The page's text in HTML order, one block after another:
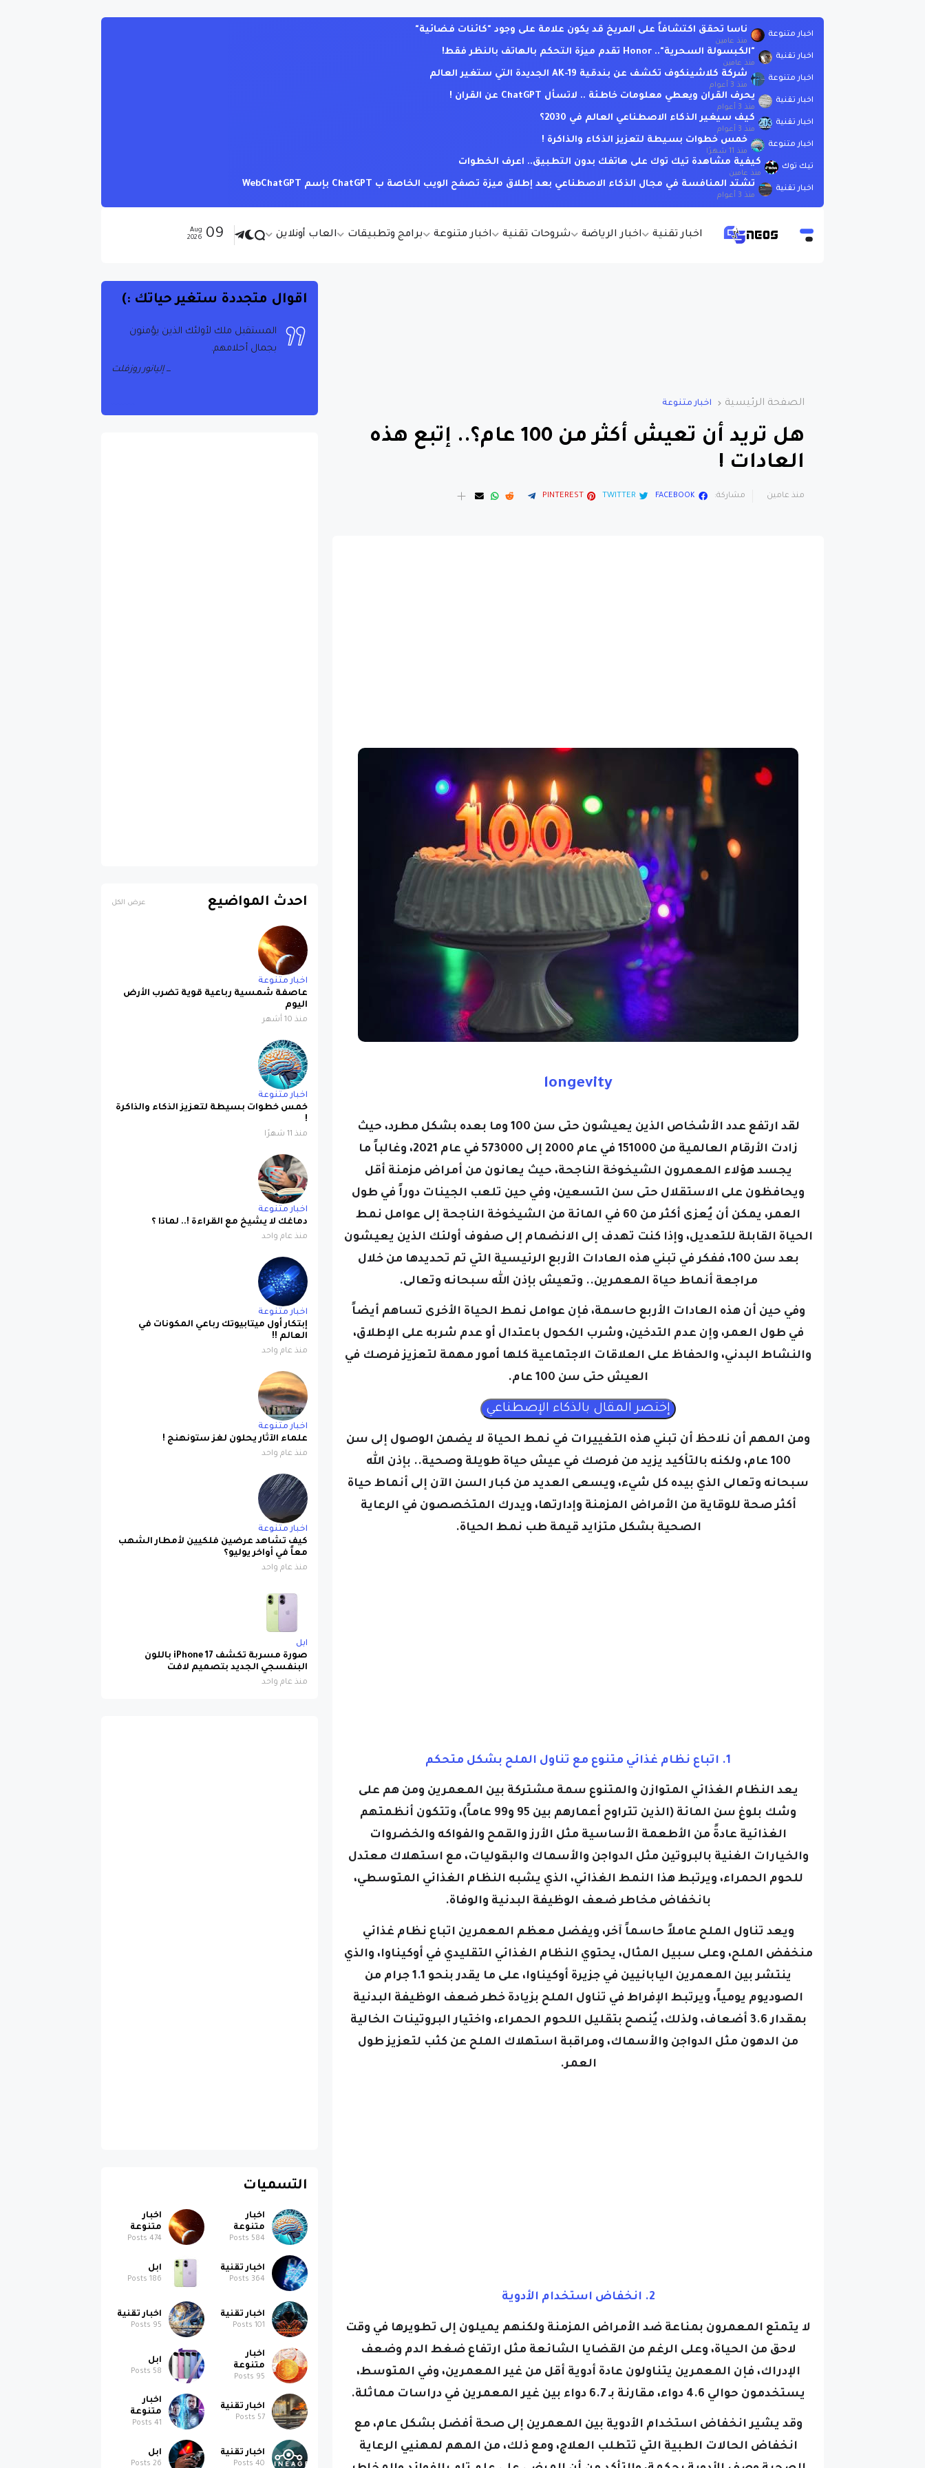
اخبار تقنية اخبار الرياضة شروحات تقنية اخبار متنوعة برامج وتطبيقات العاب أونلاين 09
Aug
2026
اخبار متنوعة ناسا تحقق اكتشافاً على المريخ قد يكون علامة على وجود "كائنات فضائية"
منذ عامين
اخبار تقنية "الكبسولة السحرية".. Honor تقدم ميزة التحكم بالهاتف بالنظر فقط!
منذ عامين
اخبار متنوعة شركة كلاشينكوف تكشف عن بندقية AK-19 الجديدة التي ستغير العالم
منذ 3 أعوام
اخبار تقنية يحرف القران ويعطي معلومات خاطئة .. لاتسأل ChatGPT عن القران !
منذ 3 أعوام
اخبار تقنية كيف سيغير الذكاء الاصطناعي العالم في 2030؟
منذ 3 أعوام
اخبار متنوعة خمس خطوات بسيطة لتعزيز الذكاء والذاكرة !
منذ 11 شهرًا
تيك توك كيفية مشاهدة تيك توك على هاتفك بدون التطبيق.. اعرف الخطوات
منذ عامين
اخبار تقنية تشتد المنافسة في مجال الذكاء الاصطناعي بعد إطلاق ميزة تصفح الويب الخاصة ب ChatGPT بإسم WebChatGPT
منذ 3 أعوام
الصفحة الرئيسية اخبار متنوعة
هل تريد أن تعيش أكثر من 100 عام؟.. إتبع هذه
العادات !
منذ عامين مشاركة: FACEBOOK
TWITTER
PINTEREST
longevity
لقد ارتفع عدد الأشخاص الذين يعيشون حتى سن 100 وما بعده بشكل مطرد، حيث
زادت الأرقام العالمية من 151000 في عام 2000 إلى 573000 في عام 2021، وغالباً ما
يجسد هؤلاء المعمرون الشيخوخة الناجحة، حيث يعانون من أمراض مزمنة أقل
ويحافظون على الاستقلال حتى سن التسعين، وفي حين تلعب الجينات دوراً في طول
العمر، يمكن أن يُعزى أكثر من 60 في المائة من الشيخوخة الناجحة إلى عوامل نمط
الحياة القابلة للتعديل، وإذا كنت تهدف إلى الانضمام إلى صفوف أولئك الذين يعيشون
بعد سن 100، ففكر في تبني هذه العادات الأربع الرئيسية التي تم تحديدها من خلال
مراجعة أنماط حياة المعمرين.. وتعيش بإذن الله سبحانه وتعالى.
وفي حين أن هذه العادات الأربع حاسمة، فإن عوامل نمط الحياة الأخرى تساهم أيضاً
في طول العمر، وإن عدم التدخين، وشرب الكحول باعتدال أو عدم شربه على الإطلاق،
والنشاط البدني، والحفاظ على العلاقات الاجتماعية كلها أمور مهمة لتعزيز فرصك في
العيش حتى سن 100 عام.
ومن المهم أن نلاحظ أن تبني هذه التغييرات في نمط الحياة لا يضمن الوصول إلى سن
100 عام، ولكنه بالتأكيد يزيد من فرصك في عيش حياة طويلة وصحية.. بإذن الله
سبحانه وتعالى الذي بيده كل شيء، ويسعى العديد من كبار السن الآن إلى أنماط حياة
أكثر صحة للوقاية من الأمراض المزمنة وإدارتها، ويدرك المتخصصون في الرعاية
الصحية بشكل متزايد قيمة طب نمط الحياة.
1. اتباع نظام غذائي متنوع مع تناول الملح بشكل متحكم
يعد النظام الغذائي المتوازن والمتنوع سمة مشتركة بين المعمرين ومن هم على
وشك بلوغ سن المائة (الذين تتراوح أعمارهم بين 95 و99 عاماً)، وتتكون أنظمتهم
الغذائية عادةً من الأطعمة الأساسية مثل الأرز والقمح والفواكه والخضروات
والخيارات الغنية بالبروتين مثل الدواجن والأسماك والبقوليات، مع استهلاك معتدل
للحوم الحمراء، ويرتبط هذا النمط الغذائي، الذي يشبه النظام الغذائي المتوسطي،
بانخفاض مخاطر ضعف الوظيفة البدنية والوفاة.
ويعد تناول الملح عاملاً حاسماً آخر، ويفضل معظم المعمرين اتباع نظام غذائي
منخفض الملح، وعلى سبيل المثال، يحتوي النظام الغذائي التقليدي في أوكيناوا، والذي
ينتشر بين المعمرين اليابانيين في جزيرة أوكيناوا، على ما يقدر بنحو 1.1 جرام من
الصوديوم يومياً، ويرتبط الإفراط في تناول الملح بزيادة خطر ضعف الوظيفة البدنية
بمقدار 3.6 أضعاف، ولذلك، يُنصح بتقليل اللحوم الحمراء، واختيار البروتينات الخالية
من الدهون مثل الدواجن والأسماك، ومراقبة استهلاك الملح عن كثب لتعزيز طول
العمر.
2. انخفاض استخدام الأدوية
لا يتمتع المعمرون بمناعة ضد الأمراض المزمنة ولكنهم يميلون إلى تطويرها في وقت
لاحق من الحياة، وعلى الرغم من القضايا الشائعة مثل ارتفاع ضغط الدم وضعف
الإدراك، فإن المعمرين يتناولون عادة أدوية أقل من غير المعمرين، وفي المتوسط،
يستخدمون حوالي 4.6 دواء، مقارنة بـ 6.7 دواء بين غير المعمرين في دراسات مماثلة.
وقد يشير انخفاض استخدام الأدوية بين المعمرين إلى صحة أفضل بشكل عام، مع
انخفاض الحالات الطبية التي تتطلب العلاج، ومع ذلك، من المهم لمهنيي الرعاية
اقوال متجددة ستغير حياتك :)
المستقبل ملك لأولئك الذين يؤمنون
بجمال أحلامهم.
إليانور روزفلت
احدث المواضيع عرض الكل
اخبار متنوعة
عاصفة شمسية رباعية قوية تضرب الأرض
اليوم
منذ 10 أشهر
اخبار متنوعة
خمس خطوات بسيطة لتعزيز الذكاء والذاكرة
!
منذ 11 شهرًا
اخبار متنوعة
دماغك لا يشيخ مع القراءة !.. لماذا ؟
منذ عام واحد
اخبار متنوعة
إبتكار أول ميتابيوتك رباعي المكونات في
العالم !!
منذ عام واحد
اخبار متنوعة
علماء الآثار يحلون لغز ستونهنج !
منذ عام واحد
اخبار متنوعة
كيف تشاهد عرضين فلكيين لأمطار الشهب
معاً في أواخر يوليو؟
منذ عام واحد
ابل
صورة مسربة تكشف iPhone 17 باللون
البنفسجي الجديد بتصميم لافت
منذ عام واحد
التسميات
اخبار
متنوعة
584
اخبار
متنوعة
474
اخبار تقنية
364
ابل
186
اخبار تقنية
101
اخبار تقنية
95
اخبار
متنوعة
95
ابل
58
اخبار تقنية
57
اخبار
متنوعة
41
اخبار تقنية
40
ابل
26